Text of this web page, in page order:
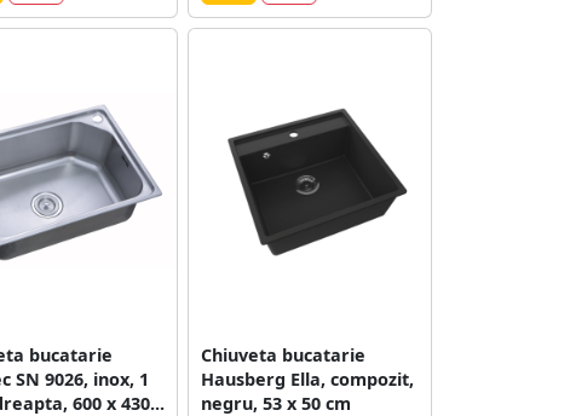
bucatarie
SN 9026, inox, 1
600 x 430...
Chiuveta bucatarie
Hausberg Ella, compozit,
negru, 53 x 50 cm